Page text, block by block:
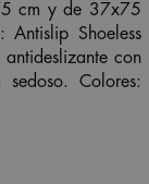
cm y de 37x75
Antislip Shoeless
con
Colores: